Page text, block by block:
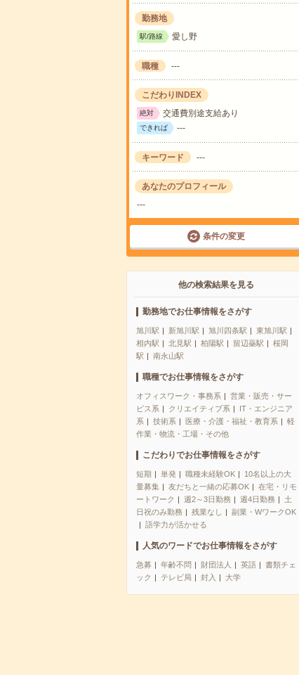
勤務地
駅/路線 愛し野
職種 ---
こだわりINDEX
絶対 交通費別途支給あり
できれば ---
キーワード ---
あなたのプロフィール
---
条件の変更
他の検索結果を見る
勤務地でお仕事情報をさがす
旭川駅 新旭川駅 旭川四条駅
東旭川駅
相内駅
北見駅 柏陽駅 留辺蘂駅
桜岡
駅
南永山駅
職種でお仕事情報をさがす
オフィスワーク・事務系
営業・販売・サー
ビス系
クリエイティブ系
IT・エンジニア
系
技術系 医療・介護・福祉・教育系
軽
作業・物流・工場・その他
こだわりでお仕事情報をさがす
短期 単発 職種未経験OK
10名以上の大
量募集
友だちと一緒の応募OK
在宅・リモ
ートワーク
週2～3日勤務 週4日勤務
土
日祝のみ勤務
残業なし
副業・WワークOK
語学力が活かせる
人気のワードでお仕事情報をさがす
急募 年齢不問 財団法人 英語
書類チェ
ック
テレビ局 封入 大学